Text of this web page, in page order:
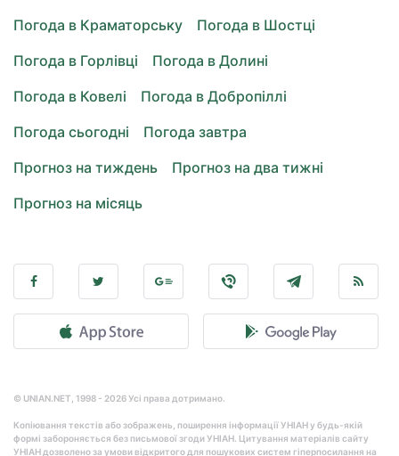
Погода в Краматорську
Погода в Шостці
Погода в Горлівці
Погода в Долині
Погода в Ковелі
Погода в Добропіллі
Погода сьогодні
Погода завтра
Прогноз на тиждень
Прогноз на два тижні
Прогноз на місяць
© UNIAN.NET, 1998 - 2026 Усі права дотримано.
Копіювання текстів або зображень, поширення інформації УНІАН у будь-якій
формі забороняється без письмової згоди УНІАН. Цитування матеріалів сайту
УНІАН дозволено за умови відкритого для пошукових систем гіперпосилання на